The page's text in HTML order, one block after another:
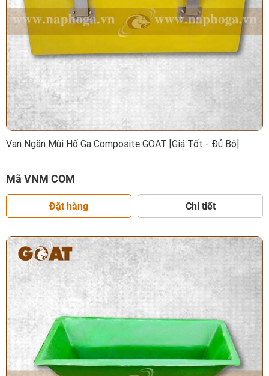
Van Ngăn Mùi Hố Ga Composite GOAT [Giá Tốt - Đủ Bộ]
Mã VNM COM
Đặt hàng Chi tiết